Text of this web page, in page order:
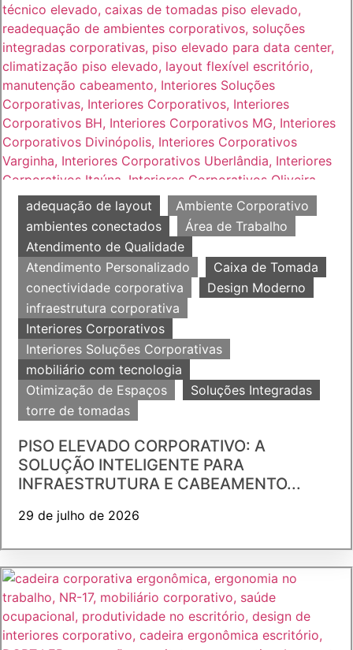
adequação de layout
Ambiente Corporativo
ambientes conectados
Área de Trabalho
Atendimento de Qualidade
Atendimento Personalizado
Caixa de Tomada
conectividade corporativa
Design Moderno
infraestrutura corporativa
Interiores Corporativos
Interiores Soluções Corporativas
mobiliário com tecnologia
Otimização de Espaços
Soluções Integradas
torre de tomadas
PISO ELEVADO CORPORATIVO: A
SOLUÇÃO INTELIGENTE PARA
INFRAESTRUTURA E CABEAMENTO...
29 de julho de 2026